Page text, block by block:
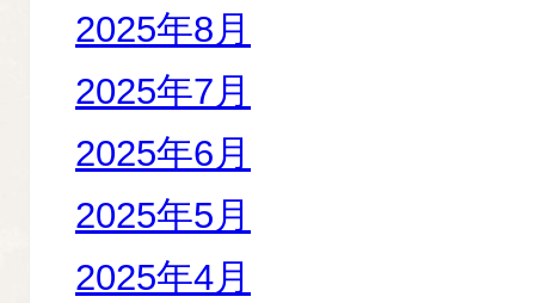
2025年8月
2025年7月
2025年6月
2025年5月
2025年4月